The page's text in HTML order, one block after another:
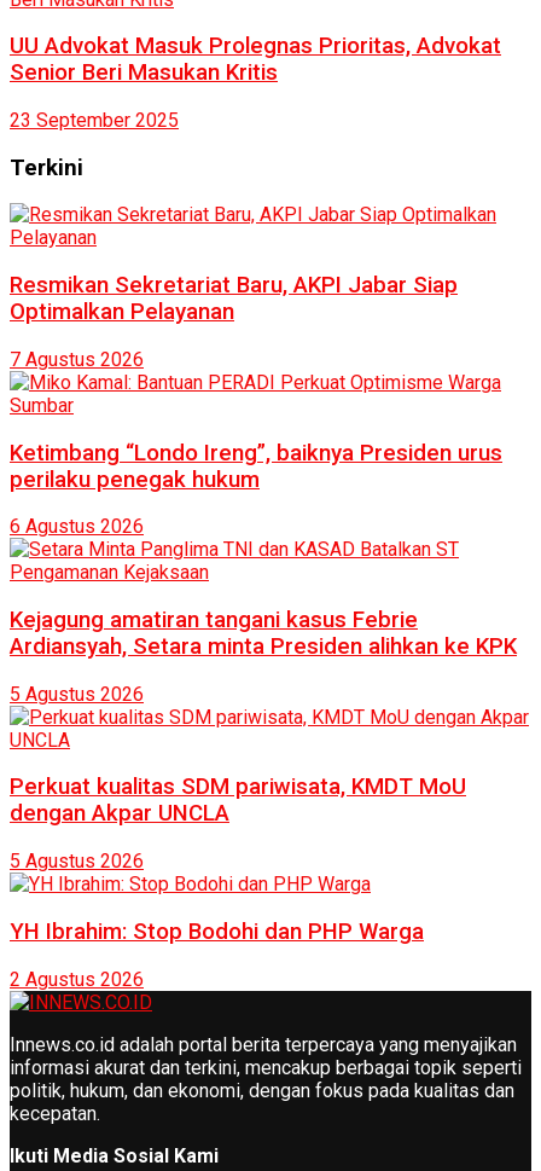
UU Advokat Masuk Prolegnas Prioritas, Advokat
Senior Beri Masukan Kritis
23 September 2025
Terkini
Resmikan Sekretariat Baru, AKPI Jabar Siap
Optimalkan Pelayanan
7 Agustus 2026
Ketimbang “Londo Ireng”, baiknya Presiden urus
perilaku penegak hukum
6 Agustus 2026
Kejagung amatiran tangani kasus Febrie
Ardiansyah, Setara minta Presiden alihkan ke KPK
5 Agustus 2026
Perkuat kualitas SDM pariwisata, KMDT MoU
dengan Akpar UNCLA
5 Agustus 2026
YH Ibrahim: Stop Bodohi dan PHP Warga
2 Agustus 2026
Innews.co.id adalah portal berita terpercaya yang menyajikan
informasi akurat dan terkini, mencakup berbagai topik seperti
politik, hukum, dan ekonomi, dengan fokus pada kualitas dan
kecepatan.
Ikuti Media Sosial Kami